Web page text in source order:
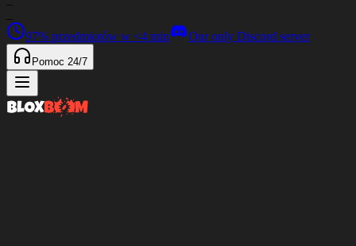
97% przedmiotów w <4 min Our only Discord server
Pomoc 24/7